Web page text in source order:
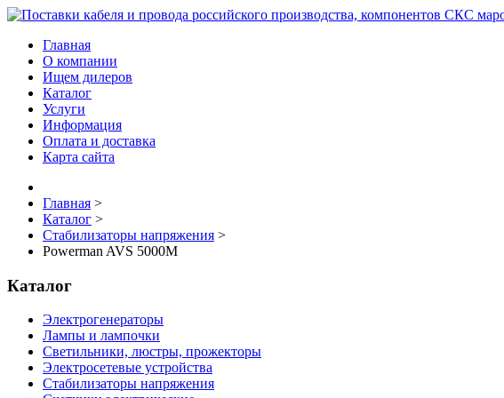
Главная
О компании
Ищем дилеров
Каталог
Услуги
Информация
Оплата и доставка
Карта сайта
Главная >
Каталог >
Стабилизаторы напряжения >
Powerman AVS 5000M
Каталог
Электрогенераторы
Лампы и лампочки
Светильники, люстры, прожекторы
Электросетевые устройства
Стабилизаторы напряжения